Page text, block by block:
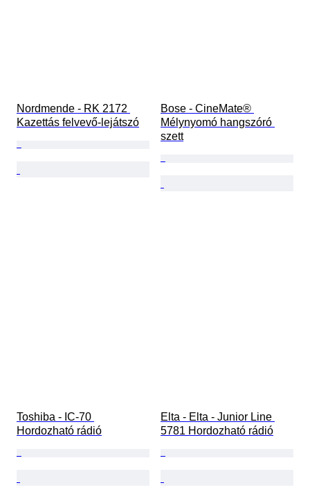
Nordmende - RK 2172
Kazettás felvevő-lejátszó
Bose - CineMate®
Mélynyomó hangszóró
szett
Toshiba - IC-70
Hordozható rádió
Elta - Elta - Junior Line
5781 Hordozható rádió